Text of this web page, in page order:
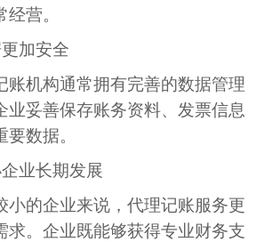
营。
加安全
账机构通常拥有完善的数据管理
业妥善保存账务资料、发票信息
数据。
业长期发展
小的企业来说，代理记账服务更
求。企业既能够获得专业财务支